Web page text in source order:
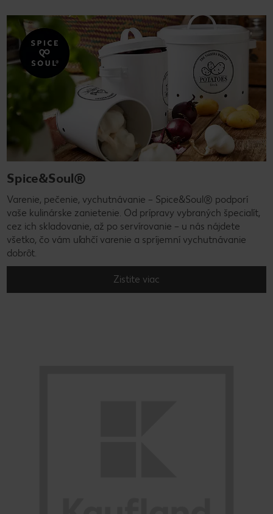
Spice&Soul®
Varenie, pečenie, vychutnávanie – Spice&Soul® podporí
vaše kulinárske zanietenie. Od prípravy vybraných špecialít,
cez ich skladovanie, až po servírovanie – u nás nájdete
všetko, čo vám uľahčí varenie a spríjemní vychutnávanie
dobrôt.
Zistite viac